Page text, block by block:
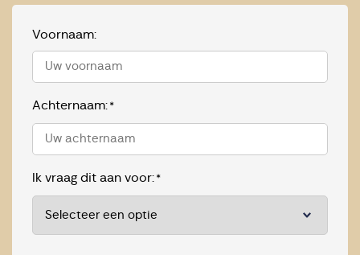
Voornaam:
Achternaam: *
Ik vraag dit aan voor: *